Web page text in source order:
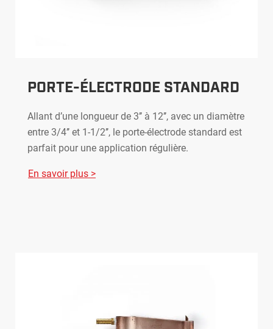
PORTE-ÉLECTRODE STANDARD
Allant d’une longueur de 3’’ à 12’’, avec un diamètre
entre 3/4’’ et 1-1/2’’, le porte-électrode standard est
parfait pour une application régulière.
En savoir plus >